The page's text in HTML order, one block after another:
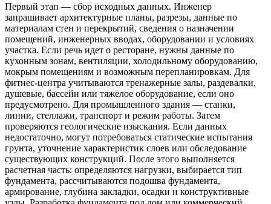
Первый этап — сбор исходных данных. Инженер
запрашивает архитектурные планы, разрезы, данные по
материалам стен и перекрытий, сведения о назначении
помещений, инженерных вводах, оборудовании и условиях
участка. Если речь идет о ресторане, нужны данные по
кухонным зонам, вентиляции, холодильному оборудованию,
мокрым помещениям и возможным перепланировкам. Для
фитнес-центра учитываются тренажерные залы, раздевалки,
душевые, бассейн или тяжелое оборудование, если оно
предусмотрено. Для промышленного здания — станки,
линии, стеллажи, транспорт и режим работы. Затем
проверяются геологические изыскания. Если данных
недостаточно, могут потребоваться статические испытания
грунта, уточнение характеристик слоев или обследование
существующих конструкций. После этого выполняется
расчетная часть: определяются нагрузки, выбирается тип
фундамента, рассчитываются подошва фундамента,
армирование, глубина закладки, осадки и конструктивные